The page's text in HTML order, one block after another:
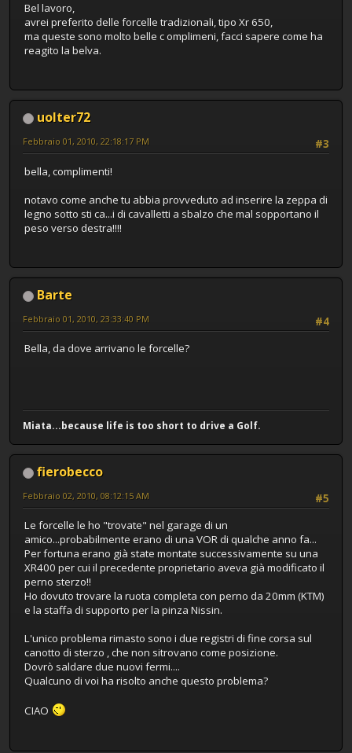
Bel lavoro,
avrei preferito delle forcelle tradizionali, tipo Xr 650,
ma queste sono molto belle c omplimeni, facci sapere come ha
reagito la belva.
uolter72
#3
Febbraio 01, 2010, 22:18:17 PM
bella, complimenti!
notavo come anche tu abbia provveduto ad inserire la zeppa di
legno sotto sti ca...i di cavalletti a sbalzo che mal sopportano il
peso verso destra!!!!
Barte
#4
Febbraio 01, 2010, 23:33:40 PM
Bella, da dove arrivano le forcelle?
Miata...because life is too short to drive a Golf.
fierobecco
#5
Febbraio 02, 2010, 08:12:15 AM
Le forcelle le ho "trovate" nel garage di un
amico...probabilmente erano di una VOR di qualche anno fa...
Per fortuna erano già state montate successivamente su una
XR400 per cui il precedente proprietario aveva già modificato il
perno sterzo!!
Ho dovuto trovare la ruota completa con perno da 20mm (KTM)
e la staffa di supporto per la pinza Nissin.
L'unico problema rimasto sono i due registri di fine corsa sul
canotto di sterzo , che non sitrovano come posizione.
Dovrò saldare due nuovi fermi....
Qualcuno di voi ha risolto anche questo problema?
CIAO